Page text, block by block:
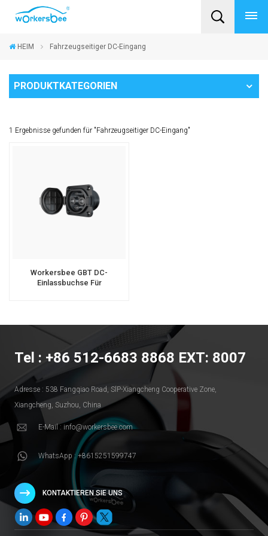
HEIM Fahrzeugseitiger DC-Eingang
PRODUKTKATEGORIEN
1 Ergebnisse gefunden für "Fahrzeugseitiger DC-Eingang"
Workersbee GBT DC-
Einlassbuchse Für
Tel : +86 512-6683 8868 EXT: 8007
Adresse : 538 Fangqiao Road, SlP-Xiangcheng Cooperative Zone,
Xiangcheng, Suzhou, China
E-Mail : info@workersbee.com
WhatsApp : +8615251599747
KONTAKTIEREN SIE UNS